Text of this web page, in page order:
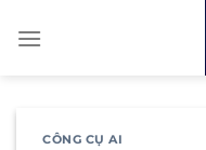
qua
CÔNG CỤ AI